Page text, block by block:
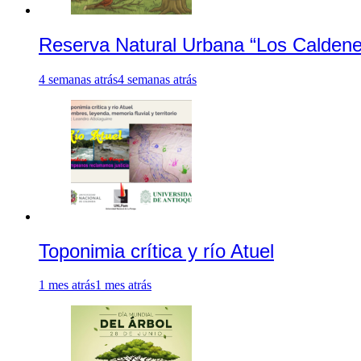
Reserva Natural Urbana “Los
4 semanas atrás4 semanas atrás
Toponimia crítica y río Atuel
1 mes atrás1 mes atrás